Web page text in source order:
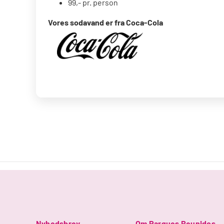
99,- pr. person
Vores sodavand er fra Coca-Cola